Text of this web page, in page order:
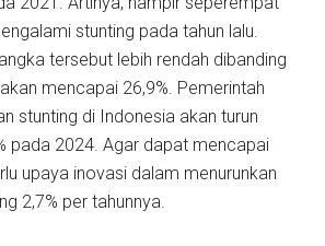
stunting pada tahun lalu.
tersebut lebih rendah dibanding
mencapai 26,9%. Pemerintah
stunting di Indonesia akan turun
pada 2024. Agar dapat mencapai
upaya inovasi dalam menurunkan
2,7% per tahunnya.